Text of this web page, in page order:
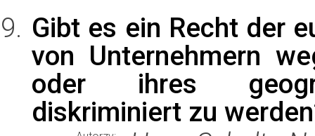
Gibt es ein Recht der
von Unternehmern
oder ihres
diskriminiert zu